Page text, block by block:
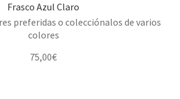
Frasco Azul Claro
preferidas o colecciónalos de varios
colores
75,00€